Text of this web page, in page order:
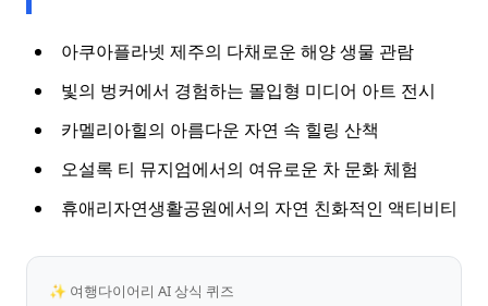
아쿠아플라넷 제주의 다채로운 해양 생물 관람
빛의 벙커에서 경험하는 몰입형 미디어 아트 전시
카멜리아힐의 아름다운 자연 속 힐링 산책
오설록 티 뮤지엄에서의 여유로운 차 문화 체험
휴애리자연생활공원에서의 자연 친화적인 액티비티
✨ 여행다이어리 AI 상식 퀴즈